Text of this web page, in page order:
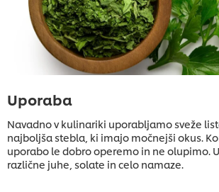
Uporaba
Navadno v kulinariki uporabljamo sveže
najboljša stebla, ki imajo močnejši okus.
uporabo le dobro operemo in ne olupimo.
različne juhe, solate in celo namaze.